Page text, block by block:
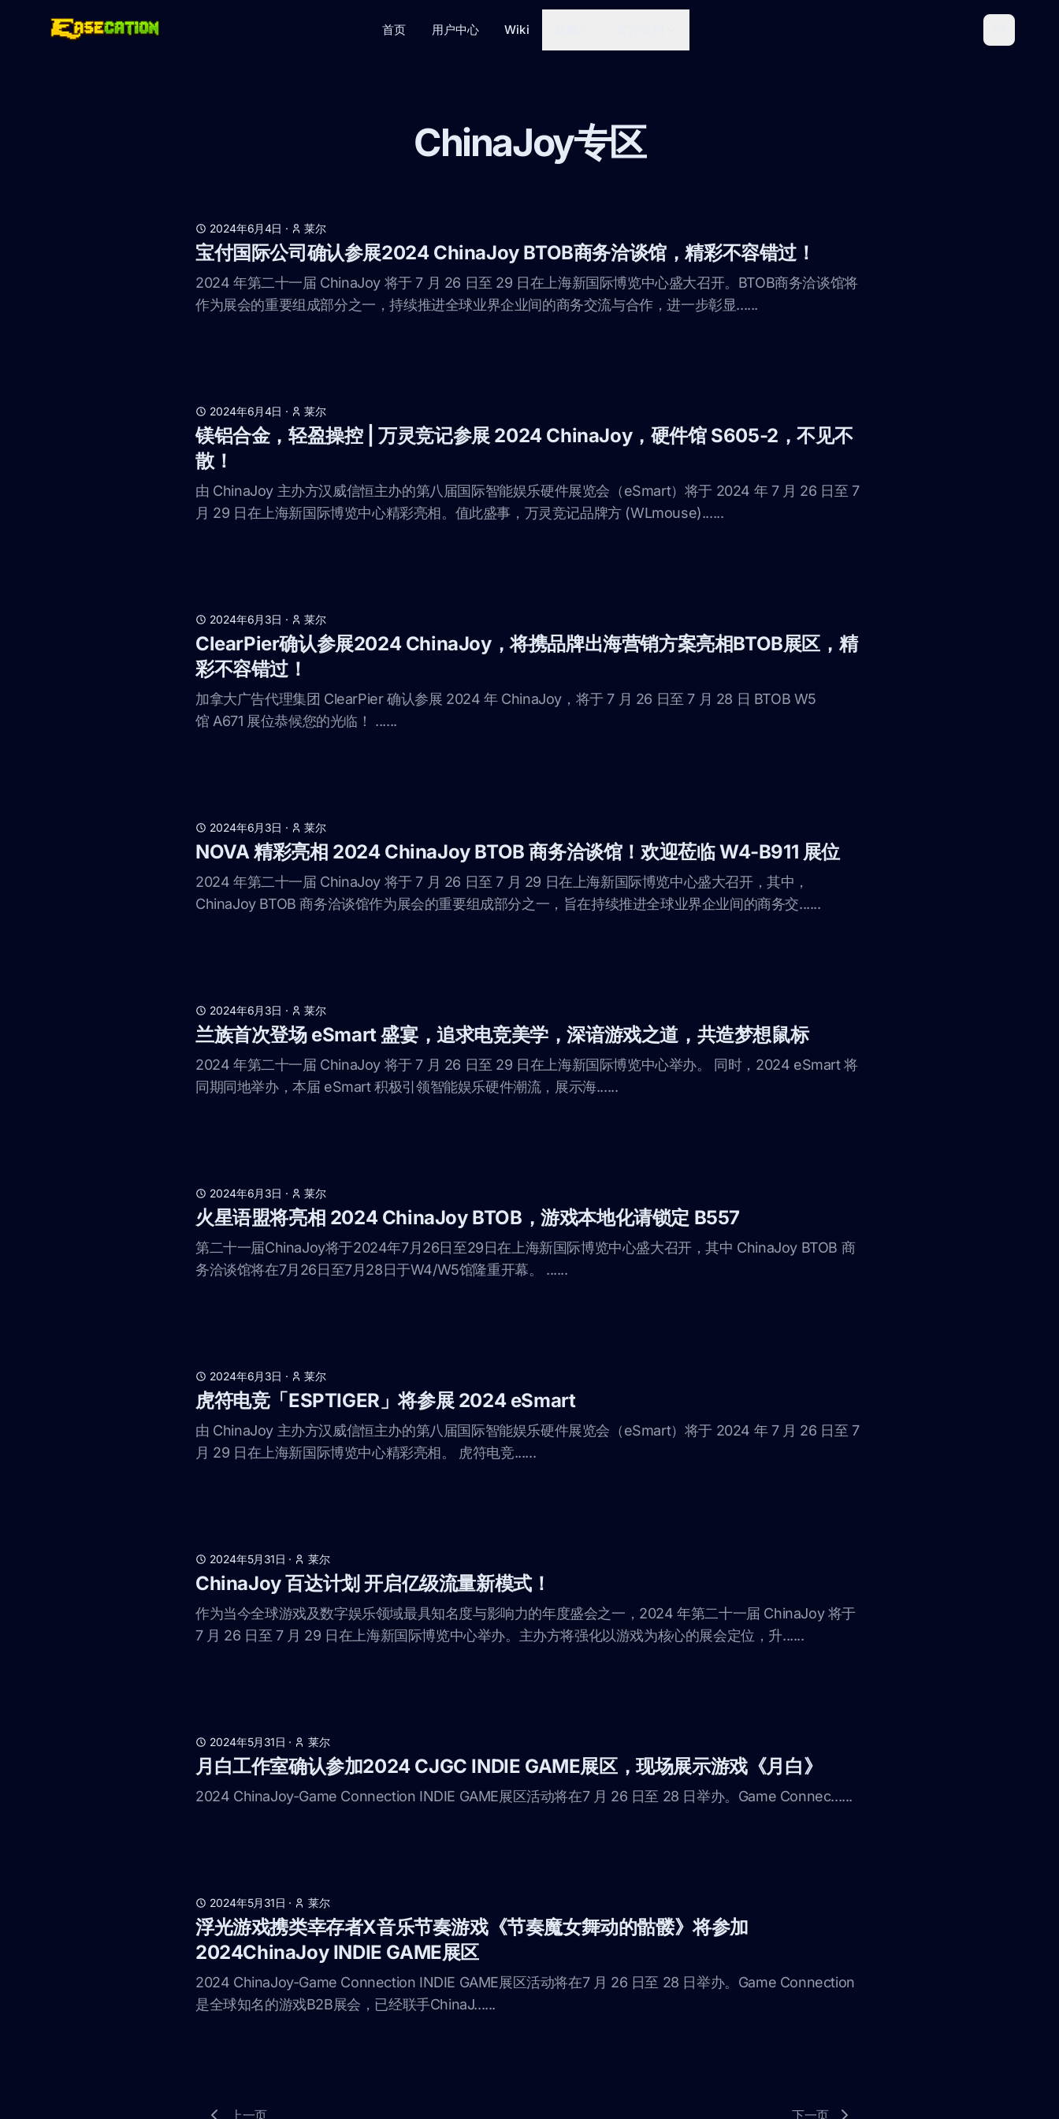
首页 用户中心 Wiki
ChinaJoy专区
2024年6月4日 · 莱尔
宝付国际公司确认参展2024 ChinaJoy BTOB商务洽谈馆，精彩不容错过！
2024 年第二十一届 ChinaJoy 将于 7 月 26 日至 29 日在上海新国际博览中心盛大召开。BTOB商务洽谈馆将
作为展会的重要组成部分之一，持续推进全球业界企业间的商务交流与合作，进一步彰显......
2024年6月4日 · 莱尔
镁铝合金，轻盈操控 | 万灵竞记参展 2024 ChinaJoy，硬件馆 S605-2，不见不
散！
由 ChinaJoy 主办方汉威信恒主办的第八届国际智能娱乐硬件展览会（eSmart）将于 2024 年 7 月 26 日至 7
月 29 日在上海新国际博览中心精彩亮相。值此盛事，万灵竞记品牌方 (WLmouse)......
2024年6月3日 · 莱尔
ClearPier确认参展2024 ChinaJoy，将携品牌出海营销方案亮相BTOB展区，精
彩不容错过！
加拿大广告代理集团 ClearPier 确认参展 2024 年 ChinaJoy，将于 7 月 26 日至 7 月 28 日 BTOB W5
馆 A671 展位恭候您的光临！ ......
2024年6月3日 · 莱尔
NOVA 精彩亮相 2024 ChinaJoy BTOB 商务洽谈馆！欢迎莅临 W4-B911 展位
2024 年第二十一届 ChinaJoy 将于 7 月 26 日至 7 月 29 日在上海新国际博览中心盛大召开，其中，
ChinaJoy BTOB 商务洽谈馆作为展会的重要组成部分之一，旨在持续推进全球业界企业间的商务交......
2024年6月3日 · 莱尔
兰族首次登场 eSmart 盛宴，追求电竞美学，深谙游戏之道，共造梦想鼠标
2024 年第二十一届 ChinaJoy 将于 7 月 26 日至 29 日在上海新国际博览中心举办。 同时，2024 eSmart 将
同期同地举办，本届 eSmart 积极引领智能娱乐硬件潮流，展示海......
2024年6月3日 · 莱尔
火星语盟将亮相 2024 ChinaJoy BTOB，游戏本地化请锁定 B557
第二十一届ChinaJoy将于2024年7月26日至29日在上海新国际博览中心盛大召开，其中 ChinaJoy BTOB 商
务洽谈馆将在7月26日至7月28日于W4/W5馆隆重开幕。 ......
2024年6月3日 · 莱尔
虎符电竞「ESPTIGER」将参展 2024 eSmart
由 ChinaJoy 主办方汉威信恒主办的第八届国际智能娱乐硬件展览会（eSmart）将于 2024 年 7 月 26 日至 7
月 29 日在上海新国际博览中心精彩亮相。 虎符电竞......
2024年5月31日 · 莱尔
ChinaJoy 百达计划 开启亿级流量新模式！
作为当今全球游戏及数字娱乐领域最具知名度与影响力的年度盛会之一，2024 年第二十一届 ChinaJoy 将于
7 月 26 日至 7 月 29 日在上海新国际博览中心举办。主办方将强化以游戏为核心的展会定位，升......
2024年5月31日 · 莱尔
月白工作室确认参加2024 CJGC INDIE GAME展区，现场展示游戏《月白》
2024 ChinaJoy-Game Connection INDIE GAME展区活动将在7 月 26 日至 28 日举办。Game Connec......
2024年5月31日 · 莱尔
浮光游戏携类幸存者X音乐节奏游戏《节奏魔女舞动的骷髅》将参加
2024ChinaJoy INDIE GAME展区
2024 ChinaJoy-Game Connection INDIE GAME展区活动将在7 月 26 日至 28 日举办。Game Connection
是全球知名的游戏B2B展会，已经联手ChinaJ......
上一页 下一页